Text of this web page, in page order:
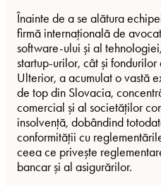
Înainte de a se alătura
firmă internațională de
software-ului și al
startup-urilor, cât și
Ulterior, a acumulat o vastă
de top din Slovacia,
comercial și al societăților
insolvență, dobândind
conformității cu
ceea ce privește
bancar și al asigurărilor.